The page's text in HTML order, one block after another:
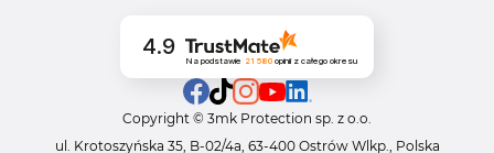
4.9
Na podstawie 21 580opinii z całego okresu
Copyright © 3mk Protection sp. z o.o.
ul. Krotoszyńska 35, B-02/4a, 63-400 Ostrów Wlkp., Polska